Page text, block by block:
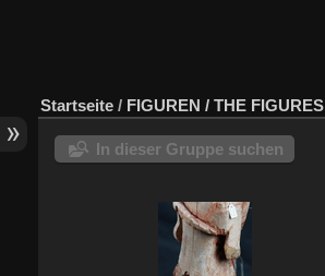
Startseite / FIGUREN / THE FIGURES
In dieser Gruppe suchen